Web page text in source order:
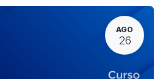
AGO
26